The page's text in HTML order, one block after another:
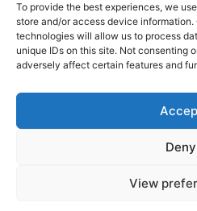
To provide the best experiences, we
store and/or access device
technologies will allow us to process
unique IDs on this site. Not consenting
adversely affect certain features and
Deny
View
Podlech, il Cile lo ha
all’ergastolo
Era ubriaca…
© tagDiv - All rights
complete News Portal
fashion and wellness.